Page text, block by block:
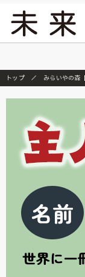
トップ みらいやの森